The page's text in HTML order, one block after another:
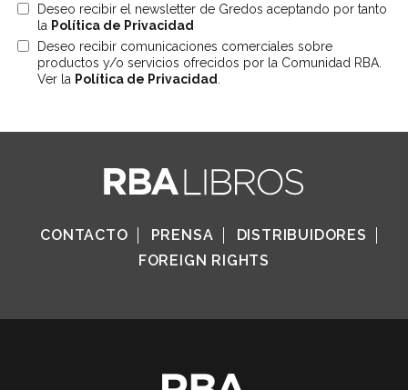
Deseo recibir el newsletter de Gredos aceptando por tanto
la Política de Privacidad
Deseo recibir comunicaciones comerciales sobre
productos y/o servicios ofrecidos por la Comunidad RBA.
Ver la Política de Privacidad
CONTACTO PRENSA
DISTRIBUIDORES
FOREIGN RIGHTS